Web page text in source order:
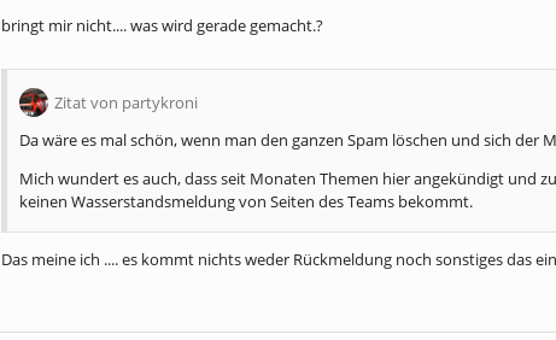
bringt mir nicht.... was wird gerade gemacht.?
Zitat von partykroni
Da wäre es mal schön, wenn man den ganzen Spam löschen und sich der
Mich wundert es auch, dass seit Monaten Themen hier angekündigt und
keinen Wasserstandsmeldung von Seiten des Teams bekommt.
Das meine ich .... es kommt nichts weder Rückmeldung noch sonstiges das